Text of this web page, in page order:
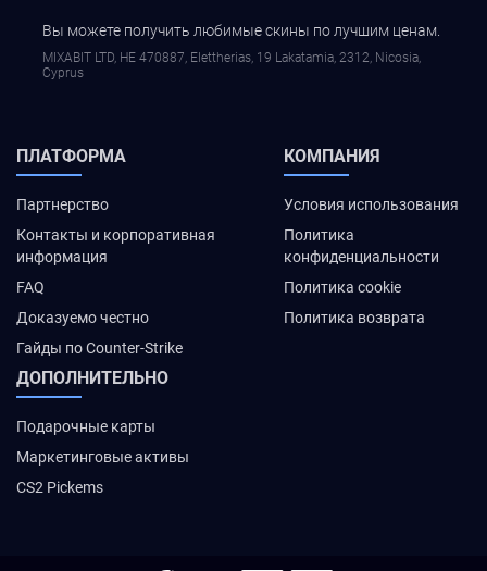
Вы можете получить любимые скины по лучшим ценам.
MIXABIT LTD, ΗΕ 470887, Elettherias, 19 Lakatamia, 2312, Nicosia,
Cyprus
ПЛАТФОРМА
Партнерство
Контакты и корпоративная
информация
FAQ
Доказуемо честно
Гайды по Counter-Strike
КОМПАНИЯ
Условия использования
Политика
конфиденциальности
Политика cookie
Политика возврата
ДОПОЛНИТЕЛЬНО
Подарочные карты
Маркетинговые активы
CS2 Pickems